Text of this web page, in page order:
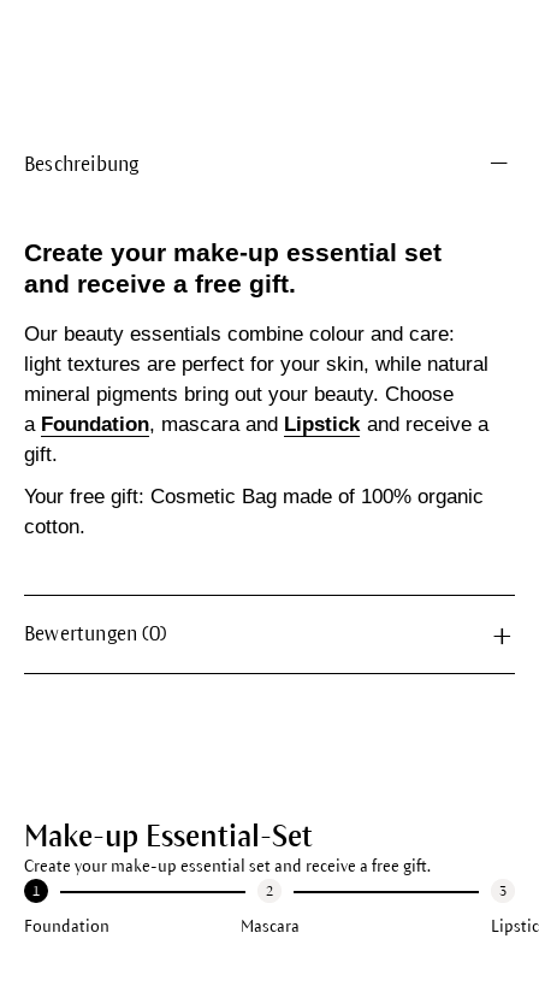
Beschreibung
Create your make-up essential set
and receive a free gift.
Our beauty essentials combine colour and care:
light textures are perfect for your skin, while natural
mineral pigments bring out your beauty. Choose
a Foundation, mascara and Lipstick and receive a
gift.
Your free gift: Cosmetic Bag made of 100% organic
cotton.
Bewertungen (0)
Make-up Essential-Set
Create your make-up essential set and receive a free gift.
Foundation Mascara